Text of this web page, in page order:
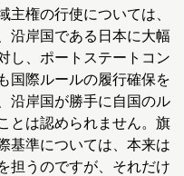
権の行使については、
沿岸国である日本に大幅
し、ポートステートコン
国際ルールの履行確保を
沿岸国が勝手に自国のル
とは認められません。旗
基準については、本来は
担うのですが、それだけ